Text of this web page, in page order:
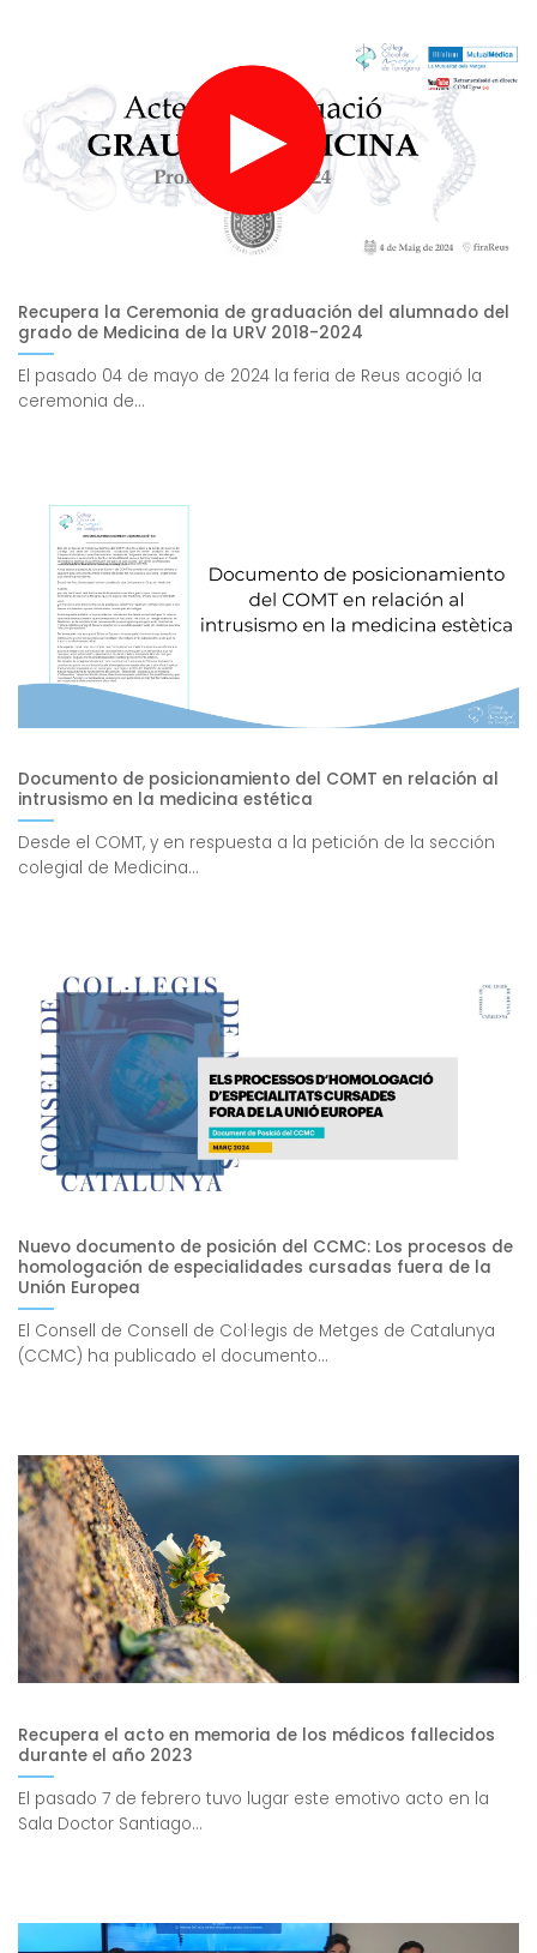
Recupera la Ceremonia de graduación del alumnado del
grado de Medicina de la URV 2018-2024
El pasado 04 de mayo de 2024 la feria de Reus acogió la
ceremonia de...
Documento de posicionamiento del COMT en relación al
intrusismo en la medicina estética
Desde el COMT, y en respuesta a la petición de la sección
colegial de Medicina...
Nuevo documento de posición del CCMC: Los procesos de
homologación de especialidades cursadas fuera de la
Unión Europea
El Consell de Consell de Col·legis de Metges de Catalunya
(CCMC) ha publicado el documento...
Recupera el acto en memoria de los médicos fallecidos
durante el año 2023
El pasado 7 de febrero tuvo lugar este emotivo acto en la
Sala Doctor Santiago...